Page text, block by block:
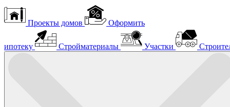
Проекты домов Оформить
ипотеку Стройматериалы Участки